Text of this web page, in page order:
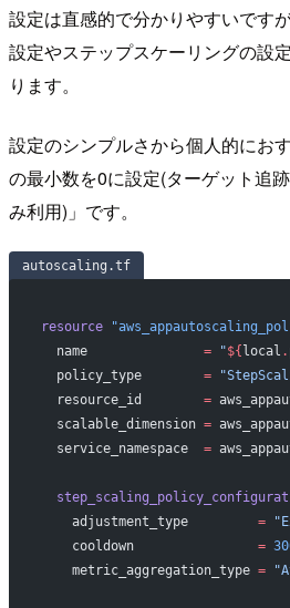
設定は直感的で分かりやすいです
設定やステップスケーリングの設
ります。
設定のシンプルさから個人的にお
の最小数を0に設定(ターゲット追
み利用)」です。
autoscaling.tf
resource
  name
               =
"${local .
  policy_type
        =
  resource_id
        =
  scalable_dimension
=
  service_namespace
  =
    adjustment_type
         =
    cooldown
                =
    metric_aggregation_type
=